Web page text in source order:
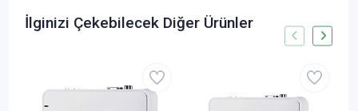
İlginizi Çekebilecek Diğer Ürünler